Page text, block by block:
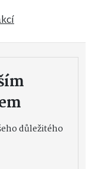
důležitého